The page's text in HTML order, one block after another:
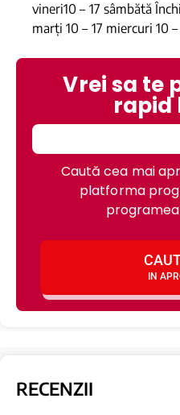
vineri10 – 17 sâmbătă
marți 10 – 17 miercuri 10 –
Vrei sa te
rapid
Caută cea mai
platforma
IN
RECENZII